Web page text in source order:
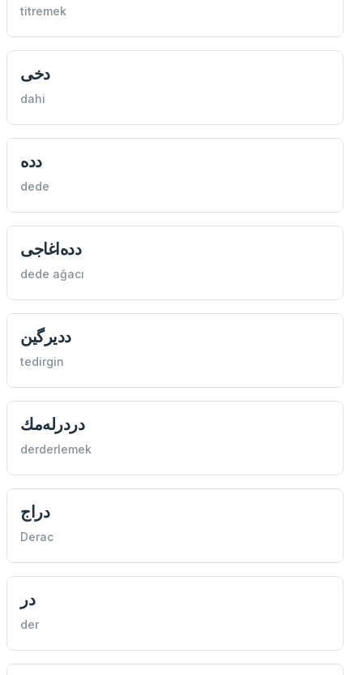
titremek
دخی
dahi
دده
dede
دده‌اغاجی
dede ağacı
دديرگین
tedirgin
دردرله‌مك
derderlemek
دراج
Derac
در
der